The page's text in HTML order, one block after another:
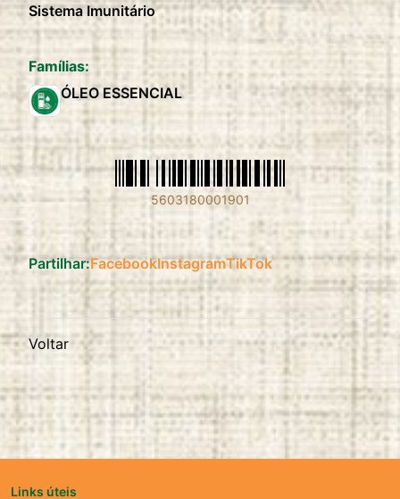
Sistema Imunitário
Famílias:
ÓLEO ESSENCIAL
5603180001901
Partilhar:FacebookInstagramTikTok
Voltar
Links úteis